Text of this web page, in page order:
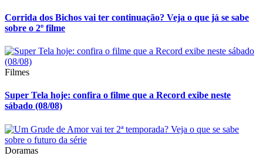
Corrida dos Bichos vai ter continuação? Veja o que já se sabe
sobre o 2º filme
Filmes
Super Tela hoje: confira o filme que a Record exibe neste
sábado (08/08)
Doramas